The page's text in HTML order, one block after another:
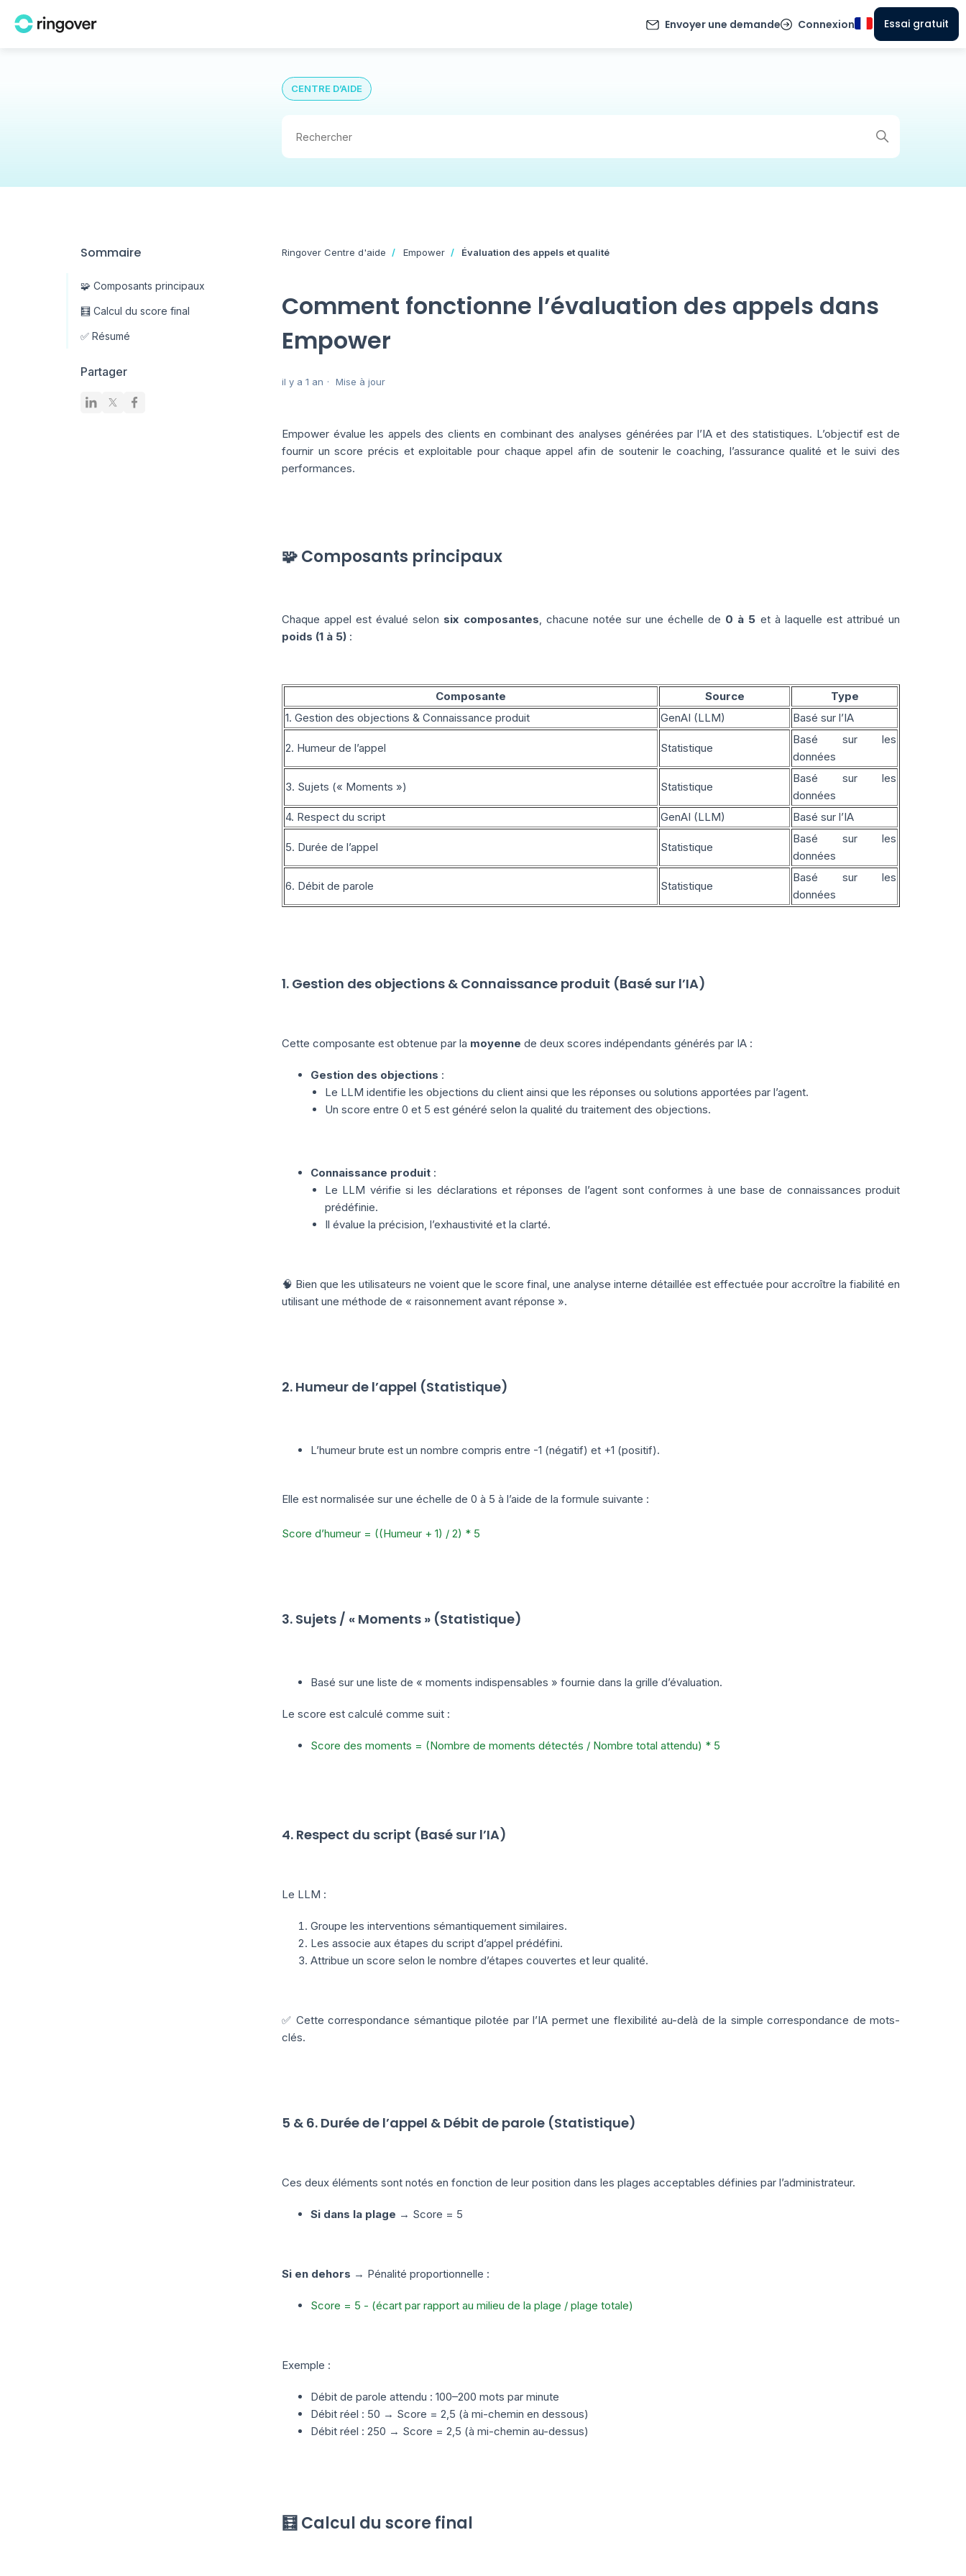
Envoyer une demande Connexion Essai gratuit
CENTRE D’AIDE
Sommaire
🧩 Composants principaux
🧮 Calcul du score final
✅ Résumé
Partager
Ringover Centre d'aide Empower Évaluation des appels et qualité
Comment fonctionne l’évaluation des appels dans
Empower
il y a 1 an Mise à jour
Empower évalue les appels des clients en combinant des analyses générées par l’IA et des statistiques. L’objectif est de
fournir un score précis et exploitable pour chaque appel afin de soutenir le coaching, l’assurance qualité et le suivi des
performances.
🧩 Composants principaux
Chaque appel est évalué selon six composantes , chacune notée sur une échelle de 0 à 5 et à laquelle est attribué un
poids (1 à 5) :
Composante Source
Type
1. Gestion des objections & Connaissance produit
GenAI (LLM) Basé sur l’IA
2. Humeur de l’appel Statistique
Basé sur les
données
3. Sujets (« Moments ») Statistique
Basé sur les
données
4. Respect du script
GenAI (LLM) Basé sur l’IA
5. Durée de l’appel Statistique
Basé sur les
données
6. Débit de parole Statistique
Basé sur les
données
1. Gestion des objections & Connaissance produit (Basé sur l’IA)
Cette composante est obtenue par la moyenne de deux scores indépendants générés par IA :
Gestion des objections :
Le LLM identifie les objections du client ainsi que les réponses ou solutions apportées par l’agent.
Un score entre 0 et 5 est généré selon la qualité du traitement des objections.
Connaissance produit :
Le LLM vérifie si les déclarations et réponses de l’agent sont conformes à une base de connaissances produit
prédéfinie.
Il évalue la précision, l’exhaustivité et la clarté.
🧠 Bien que les utilisateurs ne voient que le score final, une analyse interne détaillée est effectuée pour accroître la fiabilité en
utilisant une méthode de « raisonnement avant réponse ».
2. Humeur de l’appel (Statistique)
L’humeur brute est un nombre compris entre -1 (négatif) et +1 (positif).
Elle est normalisée sur une échelle de 0 à 5 à l’aide de la formule suivante :
Score d’humeur = ((Humeur + 1) / 2) * 5
3. Sujets / « Moments » (Statistique)
Basé sur une liste de « moments indispensables » fournie dans la grille d’évaluation.
Le score est calculé comme suit :
Score des moments = (Nombre de moments détectés / Nombre total attendu) * 5
4. Respect du script (Basé sur l’IA)
Le LLM :
Groupe les interventions sémantiquement similaires.
Les associe aux étapes du script d’appel prédéfini.
Attribue un score selon le nombre d’étapes couvertes et leur qualité.
✅ Cette correspondance sémantique pilotée par l’IA permet une flexibilité au-delà de la simple correspondance de mots-
clés.
5 & 6. Durée de l’appel & Débit de parole (Statistique)
Ces deux éléments sont notés en fonction de leur position dans les plages acceptables définies par l’administrateur.
Si dans la plage → Score = 5
Si en dehors → Pénalité proportionnelle :
Score = 5 - (écart par rapport au milieu de la plage / plage totale)
Exemple :
Débit de parole attendu : 100–200 mots par minute
Débit réel : 50 → Score = 2,5 (à mi-chemin en dessous)
Débit réel : 250 → Score = 2,5 (à mi-chemin au-dessus)
🧮 Calcul du score final